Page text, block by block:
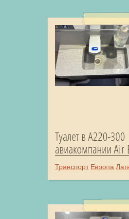
Туалет в A220-300
авиакомпании Air
Транспорт Европа